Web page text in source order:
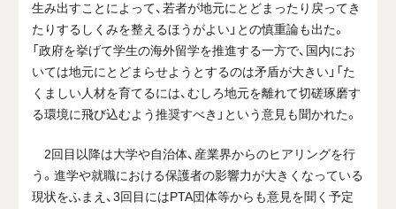
生み出すことによって、若者が地元にとどまったり戻ってき
たりするしくみを整えるほうがよい」との慎重論も出た。
「政府を挙げて学生の海外留学を推進する一方で、国内にお
いては地元にとどまらせようとするのは矛盾が大きい」「た
くましい人材を育てるには、むしろ地元を離れて切磋琢磨す
る環境に飛び込むよう推奨すべき」という意見も聞かれた。
2回目以降は大学や自治体、産業界からのヒアリングを行
う。進学や就職における保護者の影響力が大きくなっている
現状をふまえ、3回目にはPTA団体等からも意見を聞く予定